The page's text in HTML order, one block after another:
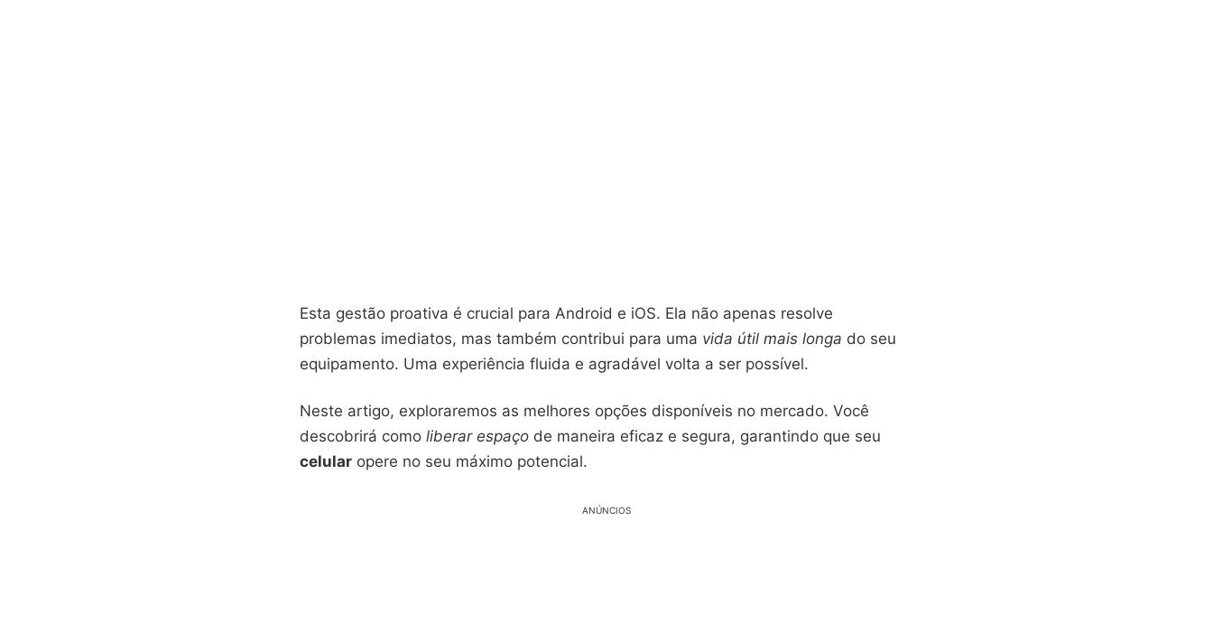
Esta gestão proativa é crucial para Android e iOS. Ela não apenas resolve
problemas imediatos, mas também contribui para uma vida útil mais longa do seu
equipamento. Uma experiência fluida e agradável volta a ser possível.
Neste artigo, exploraremos as melhores opções disponíveis no mercado. Você
descobrirá como liberar espaço de maneira eficaz e segura, garantindo que seu
celular opere no seu máximo potencial.
ANÚNCIOS